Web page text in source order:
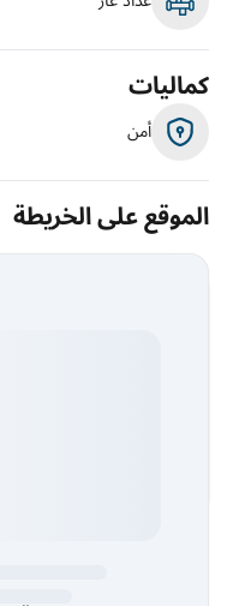
كماليات
أمن
الموقع على الخريطة